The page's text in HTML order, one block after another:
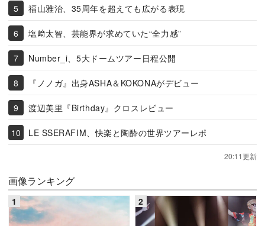
福山雅治、35周年を超えても広がる表現
塩﨑太智、芸能界が求めていた“全力感”
Number_i、5大ドームツアー日程公開
『ノノガ』出身ASHA＆KOKONAがデビュー
渡辺美里『Birthday』クロスレビュー
LE SSERAFIM、快楽と陶酔の世界ツアーレポ
20:11更新
画像ランキング